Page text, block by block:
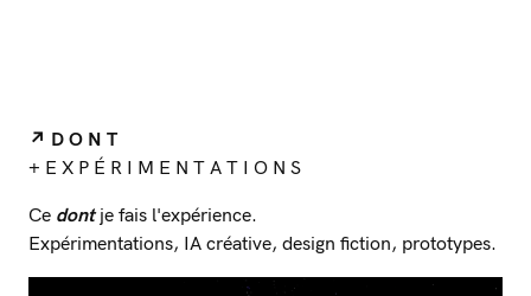
↗ D O N T
+ E X P É R I M E N T A T I O N S
Ce dontje fais l'expérience.
Expérimentations, IA créative, design fiction, prototypes.